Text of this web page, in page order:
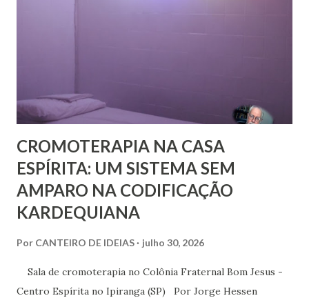
CROMOTERAPIA NA CASA
ESPÍRITA: UM SISTEMA SEM
AMPARO NA CODIFICAÇÃO
KARDEQUIANA
Por CANTEIRO DE IDEIAS julho 30, 2026
Sala de cromoterapia no Colônia Fraternal Bom Jesus -
Centro Espírita no Ipiranga (SP) Por Jorge Hessen